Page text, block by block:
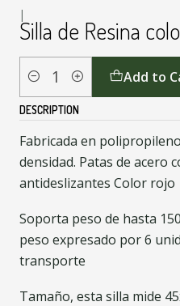
|
Silla de Resina
Quantity Add to
DESCRIPTION
Fabricada en
densidad. Patas de acero
antideslizantes Color rojo
Soporta peso de hasta
peso expresado por 6
transporte
Tamaño, esta silla mide